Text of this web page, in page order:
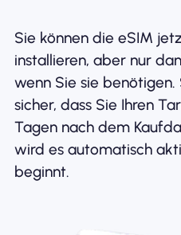
Sie können die eSIM
installieren, aber nur
wenn Sie sie
sicher, dass Sie Ihren
Tagen nach dem
wird es automatisch
beginnt.